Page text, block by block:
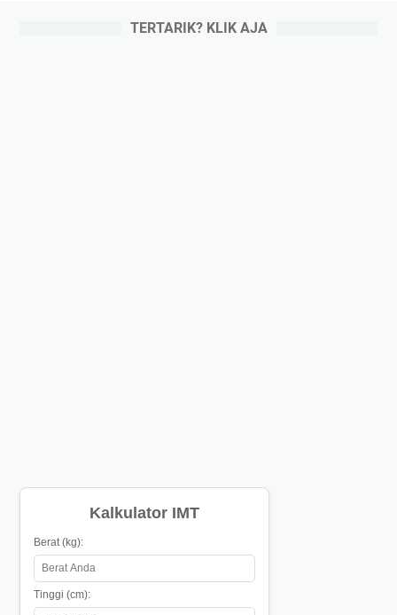
TERTARIK? KLIK AJA
Kalkulator IMT
Berat (kg):
Tinggi (cm):